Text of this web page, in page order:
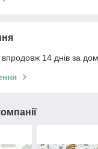
14 днів за